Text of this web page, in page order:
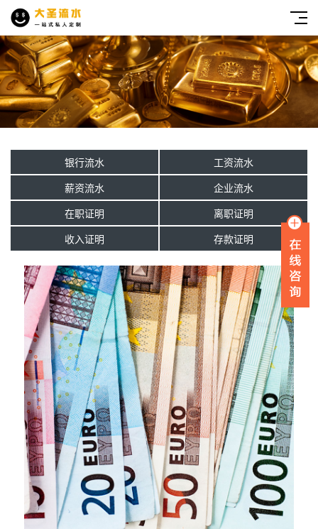
银行流水
工资流水
薪资流水
企业流水
在职证明
离职证明
收入证明
存款证明